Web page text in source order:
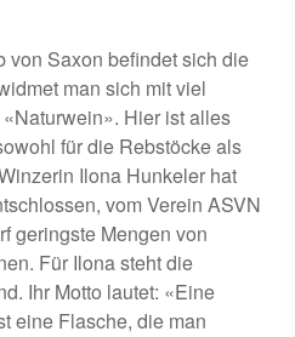
von Saxon befindet sich die
man sich mit viel
Hier ist alles
für die Rebstöcke als
Ilona Hunkeler hat
vom Verein ASVN
geringste Mengen von
Für Ilona steht die
Ihr Motto lautet: «Eine
eine Flasche, die man